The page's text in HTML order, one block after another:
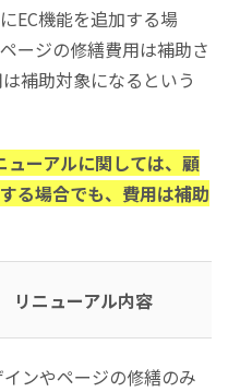
EC機能を追加する場
ージの修繕費用は補助さ
補助対象になるという
ューアルに関しては、顧
る場合でも、費用は補助
リニューアル内容
インやページの修繕のみ